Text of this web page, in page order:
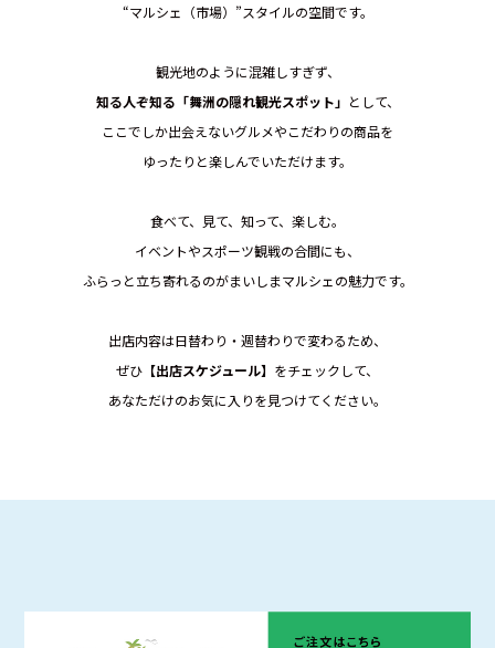
“マルシェ（市場）”スタイルの空間です。
観光地のように混雑しすぎず、
知る人ぞ知る「舞洲の隠れ観光スポット」 として、
ここでしか出会えないグルメやこだわりの商品を
ゆったりと楽しんでいただけます。
食べて、見て、知って、楽しむ。
イベントやスポーツ観戦の合間にも、
ふらっと立ち寄れるのがまいしまマルシェの魅力です。
出店内容は日替わり・週替わりで変わるため、
ぜひ 【出店スケジュール】 をチェックして、
あなただけのお気に入りを見つけてください。